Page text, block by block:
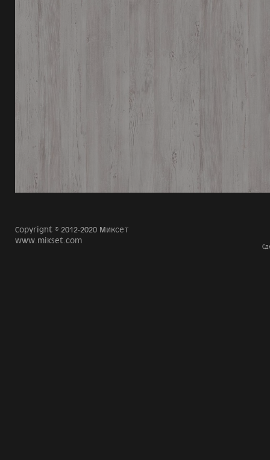
Copyright © 2012-2020 Миксет
www.mikset.com